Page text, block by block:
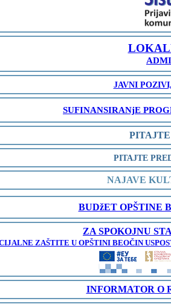
JAVNI
SUFINANSIRANjE
PITAJTE
NAJAVE
BUDžET OPŠTINE
ZA SPOKOJNU
ZAŠTITE U OPŠTINI BEOČIN
INFORMATOR O